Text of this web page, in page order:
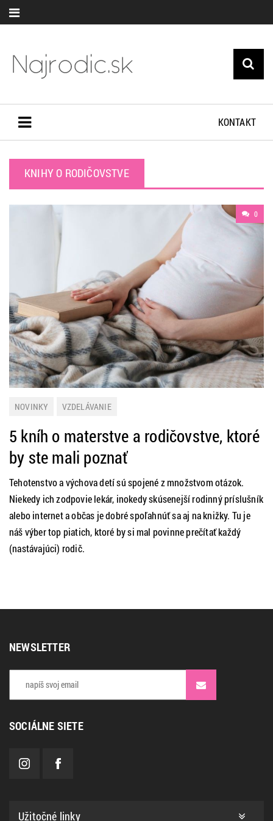
KONTAKT
KNIHY O RODIČOVSTVE
0
NOVINKY VZDELÁVANIE
5 kníh o materstve a rodičovstve, ktoré
by ste mali poznať
Tehotenstvo a výchova detí sú spojené z množstvom otázok.
Niekedy ich zodpovie lekár, inokedy skúsenejší rodinný príslušník
alebo internet a občas je dobré spoľahnúť sa aj na knižky. Tu je
náš výber top piatich, ktoré by si mal povinne prečítať každý
(nastávajúci) rodič.
NEWSLETTER
SOCIÁLNE SIETE
Užitočné linky